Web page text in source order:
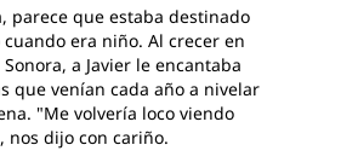
parece que estaba destinado
era niño. Al crecer en
a Javier le encantaba
que venían cada año a nivelar
"Me volvería loco viendo
nos dijo con cariño.